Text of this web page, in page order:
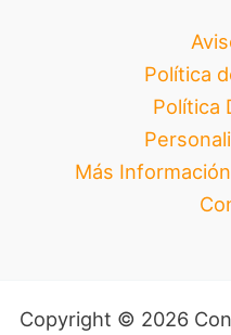
Política
Política
Más
Copyright © 2026